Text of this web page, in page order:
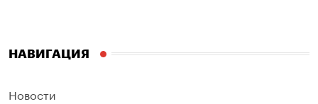
НАВИГАЦИЯ
Новости